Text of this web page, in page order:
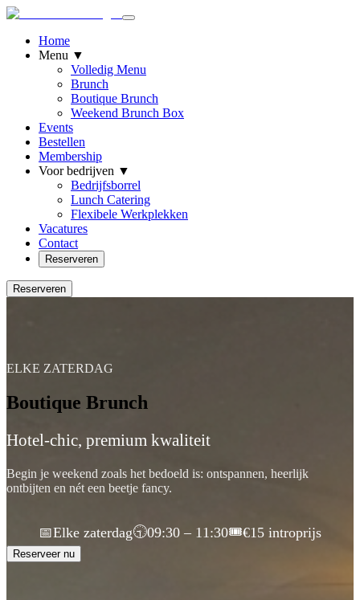
Home
Menu ▼
Volledig Menu
Brunch
Boutique Brunch
Weekend Brunch Box
Events
Bestellen
Membership
Voor bedrijven ▼
Bedrijfsborrel
Lunch Catering
Flexibele Werkplekken
Vacatures
Contact
Reserveren
Reserveren
ELKE ZATERDAG
Boutique Brunch
Hotel-chic, premium kwaliteit
Begin je weekend zoals het bedoeld is: ontspannen, heerlijk
ontbijten en nét een beetje fancy.
📅Elke zaterdag🕤09:30 – 11:30🎟️€15 introprijs
Reserveer nu